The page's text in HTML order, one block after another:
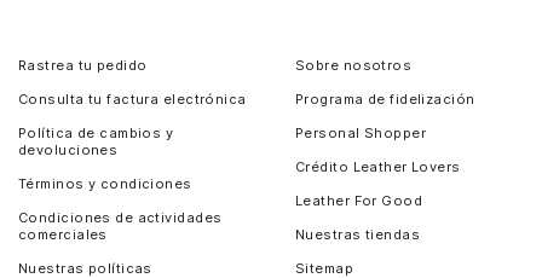
Rastrea tu pedido
Consulta tu factura electrónica
Política de cambios y
devoluciones
Términos y condiciones
Condiciones de actividades
comerciales
Nuestras políticas
Sobre nosotros
Programa de fidelización
Personal Shopper
Crédito Leather Lovers
Leather For Good
Nuestras tiendas
Sitemap